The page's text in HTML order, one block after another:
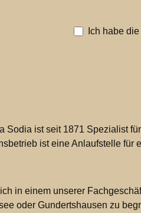
Ich habe die
Sodia ist seit 1871 Spezialist
ist eine Anlaufstelle für
in einem unserer
oder Gundertshausen zu